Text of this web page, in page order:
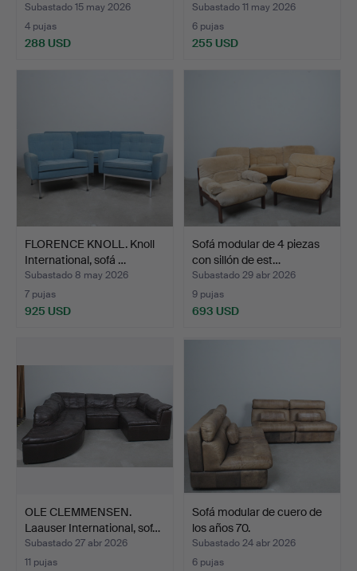
Subastado 15 may 2026
4 pujas
288 USD
Subastado 11 may 2026
6 pujas
255 USD
FLORENCE KNOLL. Knoll
International, sofá …
Subastado 8 may 2026
7 pujas
925 USD
Sofá modular de 4 piezas
con sillón de est…
Subastado 29 abr 2026
9 pujas
693 USD
OLE CLEMMENSEN.
Laauser International, sof…
Subastado 27 abr 2026
11 pujas
Sofá modular de cuero de
los años 70.
Subastado 24 abr 2026
6 pujas